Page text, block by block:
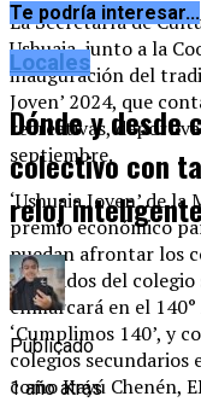
La Secretaría de
Ushuaia, junto a la
inauguración del
Joven’ 2024, que
recreativas,
septiembre.
‘Ushuaia Joven’ de
premio económico
puedan afrontar los
egresados del
enmarcará en el
‘Cumplimos 140’, y
colegios secundarios
como Kayú Chenén,
Te podría interesar...
Locales
Dónde y desde
colectivo con
reloj
Publicado
1 año atrás